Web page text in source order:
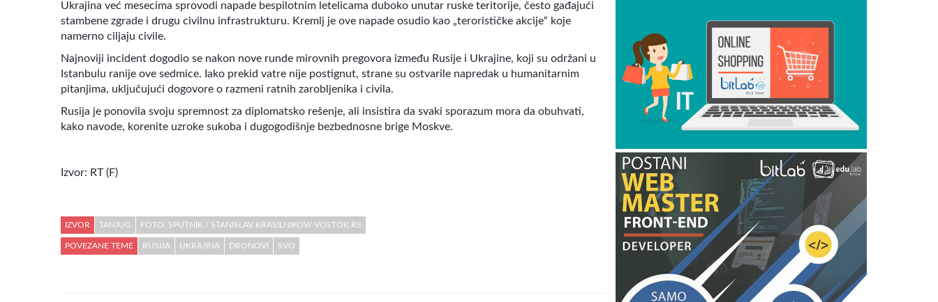
Ukrajina već mesecima sprovodi napade bespilotnim letelicama duboko unutar ruske teritorije, često gađajući
stambene zgrade i drugu civilnu infrastrukturu. Kremlj je ove napade osudio kao „terorističke akcije“ koje
namerno ciljaju civile.
Najnoviji incident dogodio se nakon nove runde mirovnih pregovora između Rusije i Ukrajine, koji su održani u
Istanbulu ranije ove sedmice. Iako prekid vatre nije postignut, strane su ostvarile napredak u humanitarnim
pitanjima, uključujući dogovore o razmeni ratnih zarobljenika i civila.
Rusija je ponovila svoju spremnost za diplomatsko rešenje, ali insistira da svaki sporazum mora da obuhvati,
kako navode, korenite uzroke sukoba i dugogodišnje bezbednosne brige Moskve.
Izvor: RT (F)
IZVOR TANJUG FOTO: SPUTNIK / STANISLAV KRASILNIKOV/ VOSTOK.RS
POVEZANE TEME RUSIJA UKRAJINA DRONOVI SVO